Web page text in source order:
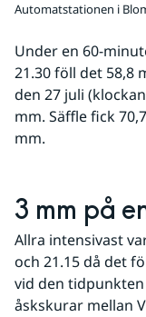
Automatstationen i
Under en 60-
21.30 föll det 58,8
den 27 juli
mm. Säffle fick
mm.
3 mm på
Allra intensivast
och 21.15 då det
vid den
åskskurar mellan